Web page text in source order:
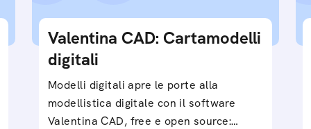
Valentina CAD: Cartamodelli
digitali
Modelli digitali apre le porte alla
modellistica digitale con il software
Valentina CAD, free e open source: